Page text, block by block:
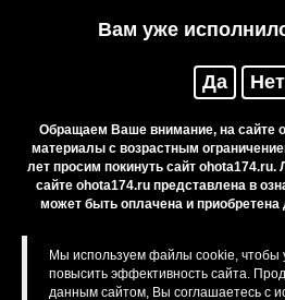
Вам уже
Да Нет
Обращаем Ваше внимание, на сайте
материалы с возрастным
лет просим покинуть сайт ohota174.ru.
сайте ohota174.ru представлена в
может быть оплачена и
Мы используем файлы cookie, чтобы
повысить эффективность сайта.
данным сайтом, Вы соглашаетесь с
Приобретение
Бренды
Карта